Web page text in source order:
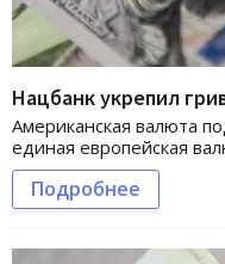
Нацбанк укрепил
Американская валюта
единая европейская
Подробнее